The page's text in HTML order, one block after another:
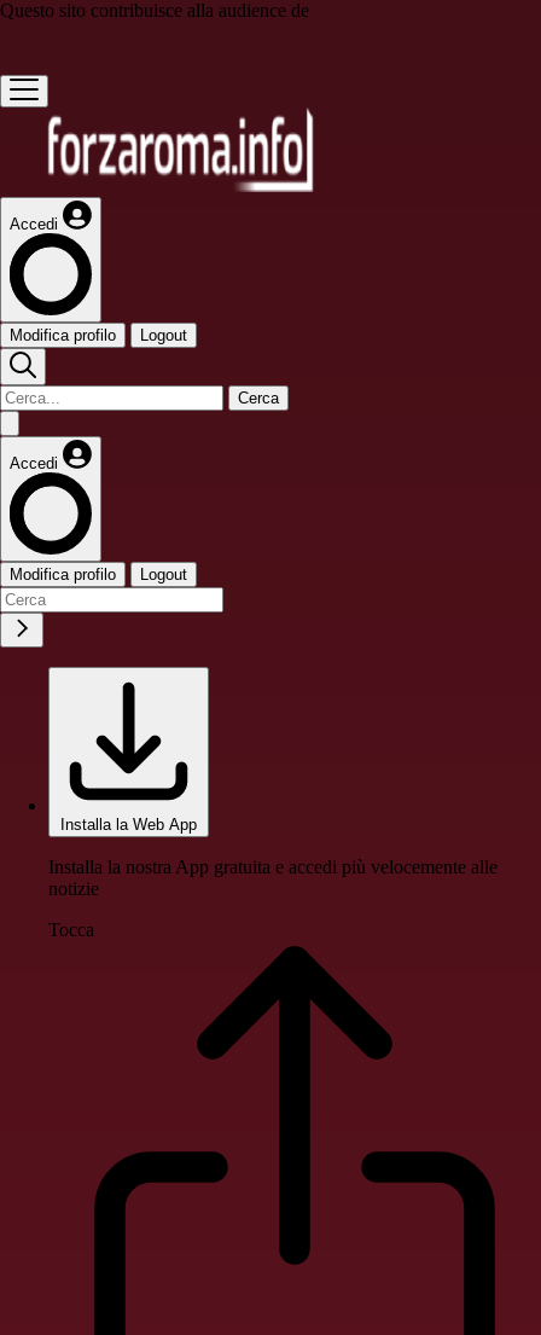
Questo sito contribuisce alla audience de
Accedi
Modifica profilo Logout
Cerca
Accedi
Modifica profilo Logout
Installa la Web App
Installa la nostra App gratuita e accedi più velocemente alle
notizie
Tocca